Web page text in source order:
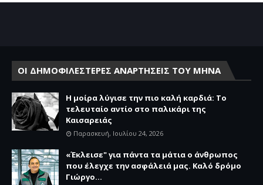
ΟΙ ΔΗΜΟΦΙΛΕΣΤΕΡΕΣ ΑΝΑΡΤΗΣΕΙΣ ΤΟΥ ΜΗΝΑ
Η μοίρα λύγισε την πιο καλή καρδιά: Το
τελευταίο αντίο στο παλικάρι της
Καισαρειάς
Παρασκευή, Ιουλίου 24, 2026
«Έκλεισε" για πάντα τα μάτια ο άνθρωπος
που έλεγχε την ασφάλειά μας. Καλό δρόμο
Γιώργο...